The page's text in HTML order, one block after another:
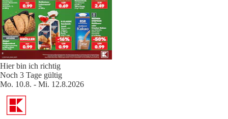
Hier bin ich richtig
Noch 3 Tage gültig
Mo. 10.8. - Mi. 12.8.2026